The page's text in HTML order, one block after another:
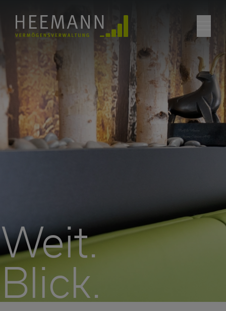
Weit.
Blick.